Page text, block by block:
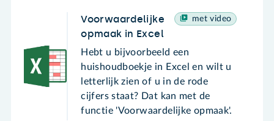
met video
Voorwaardelijke
opmaak in Excel
Hebt u bijvoorbeeld een
huishoudboekje in Excel en wilt u
letterlijk zien of u in de rode
cijfers staat? Dat kan met de
functie 'Voorwaardelijke opmaak'.